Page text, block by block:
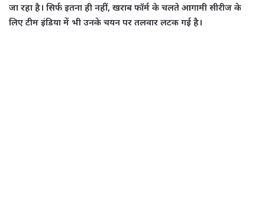
जा रहा है। सिर्फ इतना ही नहीं, खराब फॉर्म के चलते आगामी सीरीज के
लिए टीम इंडिया में भी उनके चयन पर तलवार लटक गई है।